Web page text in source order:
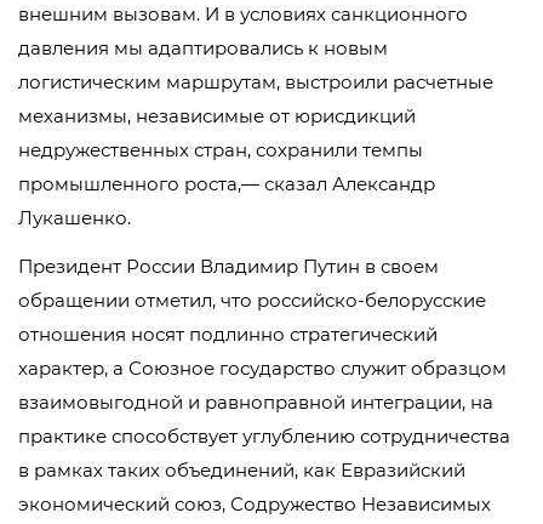
внешним вызовам. И в условиях санкционного
давления мы адаптировались к новым
логистическим маршрутам, выстроили расчетные
механизмы, независимые от юрисдикций
недружественных стран, сохранили темпы
промышленного роста,— сказал Александр
Лукашенко.
Президент России Владимир Путин в своем
обращении отметил, что российско-белорусские
отношения носят подлинно стратегический
характер, а Союзное государство служит образцом
взаимовыгодной и равноправной интеграции, на
практике способствует углублению сотрудничества
в рамках таких объединений, как Евразийский
экономический союз, Содружество Независимых